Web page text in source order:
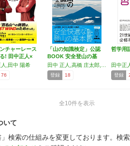
チャーレース
! 田中正人×
人,田中 陽希
76
「山の知識検定」公認
BOOK 安全登山の基
礎…
登録 18
哲学用
田中正
登録
全10件を表示
いて
検索の仕組みを変更しております。検